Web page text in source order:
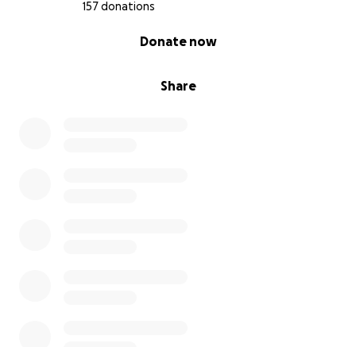
157 donations
Share
Donate now